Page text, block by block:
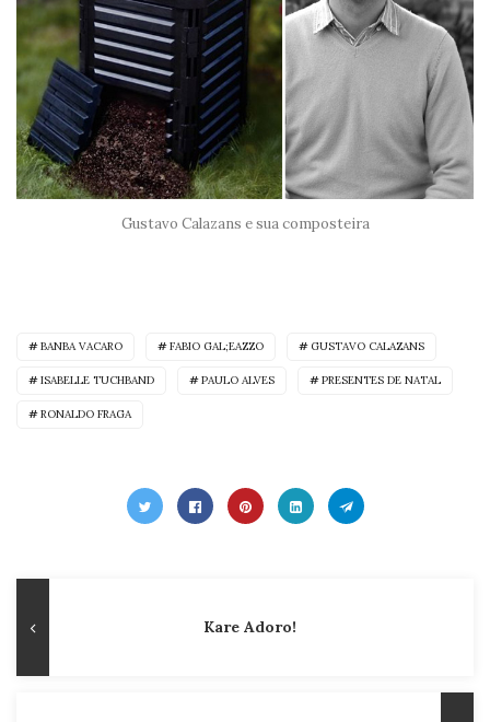
Gustavo Calazans e sua composteira
BANBA VACARO FABIO GAL;EAZZO GUSTAVO CALAZANS
ISABELLE TUCHBAND PAULO ALVES PRESENTES DE NATAL
RONALDO FRAGA
de
Post
Publicação
Kare Adoro!